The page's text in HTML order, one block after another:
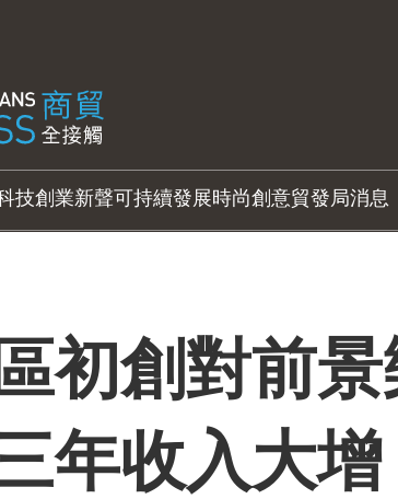
技創業新聲可持續發展時尚創意貿發局消息
初創對前
年收入大增